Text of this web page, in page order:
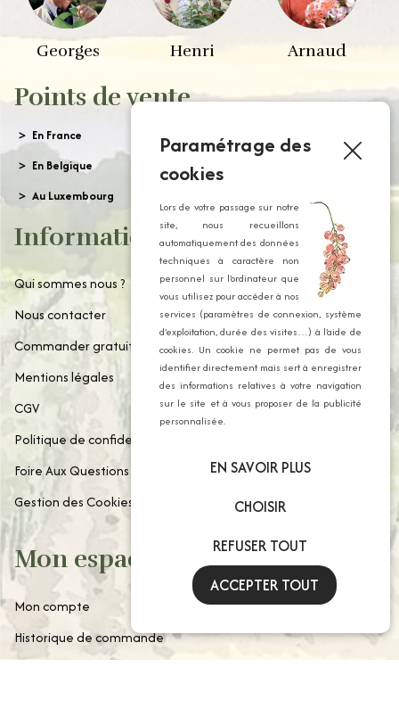
Georges Henri Arnaud
Points de vente
En France
En Belgique
Au Luxembourg
Informations
Qui sommes nous ?
Nous contacter
Commander gratuitement notre catalogue
Mentions légales
CGV
Politique de confidentialité
Foire Aux Questions
Gestion des Cookies
Mon espace client
Mon compte
Historique de commande
Paramétrage des
cookies
Lors de votre passage sur notre
site, nous recueillons
automatiquement des données
techniques à caractère non
personnel sur l’ordinateur que
vous utilisez pour accéder à nos
services (paramètres de connexion, système
d’exploitation, durée des visites…) à l’aide de
cookies. Un cookie ne permet pas de vous
identifier directement mais sert à enregistrer
des informations relatives à votre navigation
sur le site et à vous proposer de la publicité
personnalisée.
EN SAVOIR PLUS
CHOISIR
REFUSER TOUT
ACCEPTER TOUT